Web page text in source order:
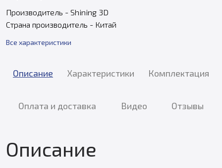
Производитель - Shining 3D
Страна производитель - Китай
Все характеристики
Описание Характеристики Комплектация
Оплата и доставка Видео Отзывы
Описание